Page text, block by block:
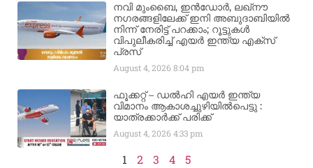
നവി മുംബൈ, ഇൻഡോർ, ലഖ്നൗ
നഗരങ്ങളിലേക്ക് ഇനി അബുദാബിയിൽ
നിന്ന് നേരിട്ട് പറക്കാം; റൂട്ടുകൾ
വിപുലീകരിച്ച് എയർ ഇന്ത്യ എക്സ്
പ്രസ്
August 4, 20268:04 pm
ഫൂക്കറ്റ് – ഡൽഹി എയര്‍ ഇന്ത്യ
വിമാനം ആകാശച്ചുഴിയില്‍പെട്ടു :
യാത്രക്കാര്‍ക്ക് പരിക്ക്
August 4, 20264:33 pm
1 2 3 4 5